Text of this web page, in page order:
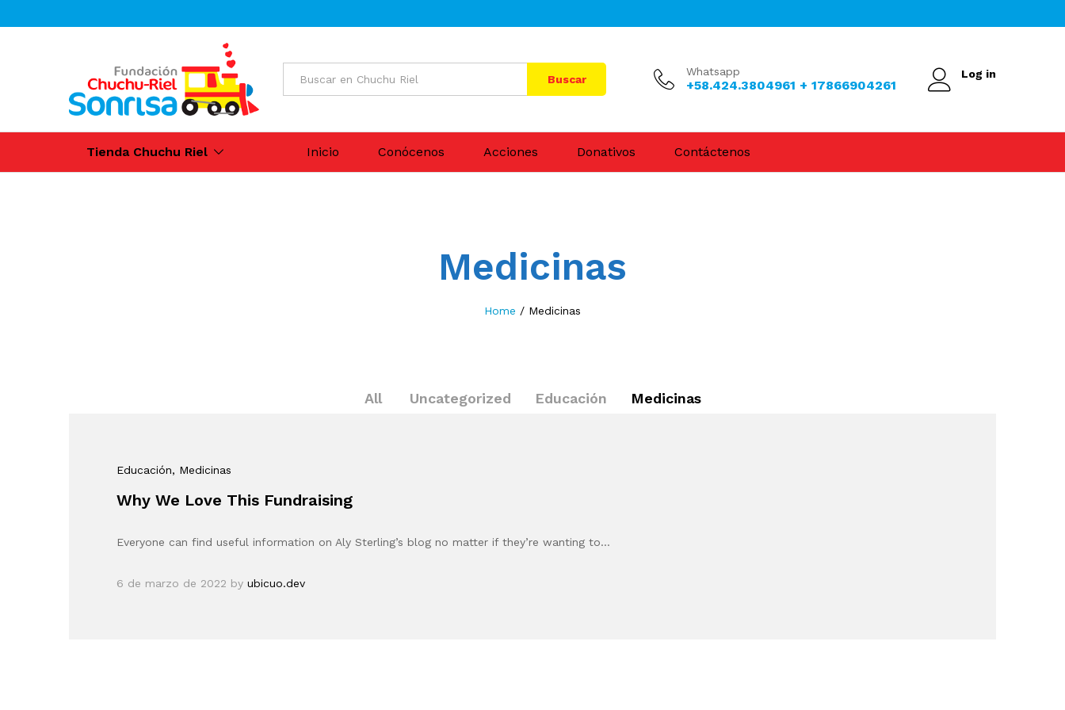
Buscar
Whatsapp
+58.424.3804961 + 17866904261
Log in
Tienda Chuchu Riel Inicio Conócenos Acciones Donativos Contáctenos
Medicinas
Home / Medicinas
All Uncategorized Educación Medicinas
Educación, Medicinas
Why We Love This Fundraising
Everyone can find useful information on Aly Sterling’s blog no matter if they’re wanting to…
6 de marzo de 2022 by ubicuo.dev